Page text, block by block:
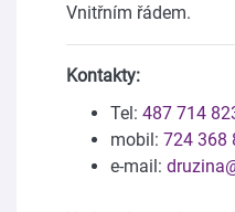
Vnitřním řádem.
Kontakty:
Tel: 487 714
mobil: 724 368
e-mail: